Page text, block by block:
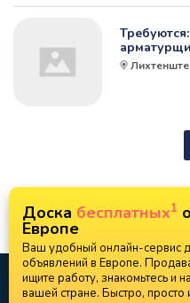
Доска бесплатных1
Европе
Ваш удобный онлайн-сервис
объявлений в Европе.
ищите работу, знакомьтесь и
вашей стране. Быстро,